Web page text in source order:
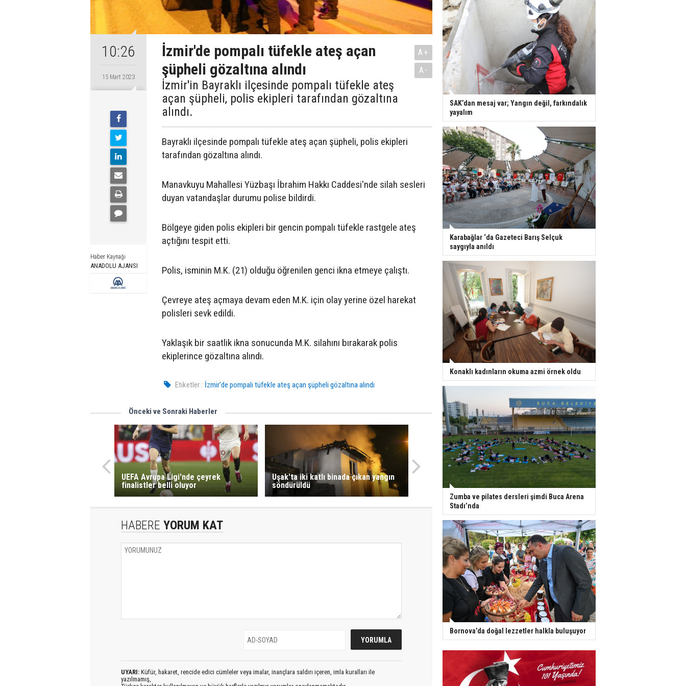
10:26
15 Mart 2023
Haber Kaynağı
ANADOLU AJANSI
İzmir'de pompalı tüfekle ateş açan
şüpheli gözaltına alındı
İzmir'in Bayraklı ilçesinde pompalı tüfekle ateş
açan şüpheli, polis ekipleri tarafından gözaltına
alındı.
A+
A-
Bayraklı ilçesinde pompalı tüfekle ateş açan şüpheli, polis ekipleri
tarafından gözaltına alındı.
Manavkuyu Mahallesi Yüzbaşı İbrahim Hakkı Caddesi'nde silah sesleri
duyan vatandaşlar durumu polise bildirdi.
Bölgeye giden polis ekipleri bir gencin pompalı tüfekle rastgele ateş
açtığını tespit etti.
Polis, isminin M.K. (21) olduğu öğrenilen genci ikna etmeye çalıştı.
Çevreye ateş açmaya devam eden M.K. için olay yerine özel harekat
polisleri sevk edildi.
Yaklaşık bir saatlik ikna sonucunda M.K. silahını bırakarak polis
ekiplerince gözaltına alındı.
Etiketler : İzmir'de pompalı tüfekle ateş açan şüpheli gözaltına alındı
Önceki ve Sonraki Haberler
UEFA Avrupa Ligi'nde çeyrek
finalistler belli oluyor
Uşak'ta iki katlı binada çıkan yangın
söndürüldü
HABERE YORUM KAT
UYARI: Küfür, hakaret, rencide edici cümleler veya imalar, inançlara saldırı içeren, imla kuralları ile
yazılmamış,
SAK’dan mesaj var; Yangın değil, farkındalık
yayalım
Karabağlar ‘da Gazeteci Barış Selçuk
saygıyla anıldı
Konaklı kadınların okuma azmi örnek oldu
Zumba ve pilates dersleri şimdi Buca Arena
Stadı’nda
Bornova’da doğal lezzetler halkla buluşuyor